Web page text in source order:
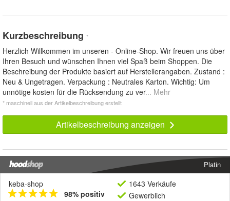
Kurzbeschreibung *
Herzlich Willkommen im unseren - Online-Shop. Wir freuen uns über
Ihren Besuch und wünschen Ihnen viel Spaß beim Shoppen. Die
Beschreibung der Produkte basiert auf Herstellerangaben. Zustand :
Neu & Ungetragen. Verpackung : Neutrales Karton. Wichtig: Um
unnötige kosten für die Rücksendung zu ver... Mehr
* maschinell aus der Artikelbeschreibung erstellt
Artikelbeschreibung anzeigen
Platin
keba-shop
98% positiv
1643 Verkäufe
Gewerblich